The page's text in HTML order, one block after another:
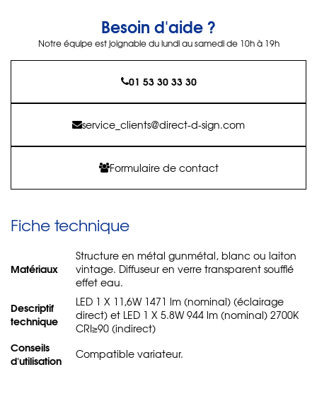
Besoin d'aide ?
Notre équipe est joignable du lundi au samedi de 10h à 19h
01 53 30 33 30
service_clients@direct-d-sign.com
Formulaire de contact
Fiche technique
Matériaux
Structure en métal gunmétal, blanc ou laiton
vintage. Diffuseur en verre transparent soufflé
effet eau.
Descriptif
technique
LED 1 X 11,6W 1471 lm (nominal) (éclairage
direct) et LED 1 X 5.8W 944 lm (nominal) 2700K
CRI≥90 (indirect)
Conseils
d'utilisation
Compatible variateur.